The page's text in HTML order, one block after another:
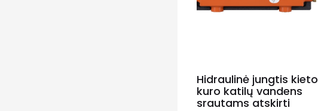
Hidraulinė jungtis kieto
kuro katilų vandens
srautams atskirti